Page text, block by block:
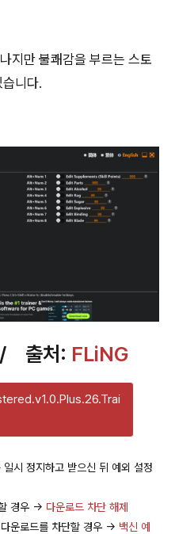
지만 불쾌감을 부르는 스토
니다.
/ 출처: FLiNG
시 정지하고 받으신 뒤 예외 설정
경우 → 다운로드 차단 해제
운로드를 차단할 경우 → 백신 예